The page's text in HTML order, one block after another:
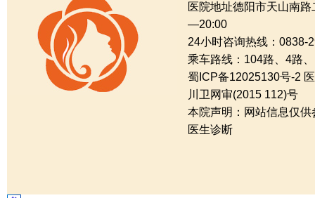
医院地址德阳市天山南
—20:00
24小时咨询热线：0838-
乘车路线：104路、4路
蜀ICP备12025130号-2
川卫网审(2015 112)号
本院声明：网站信息仅
医生诊断